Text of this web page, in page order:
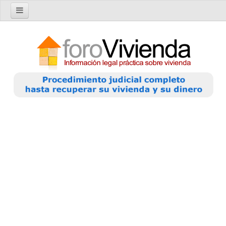
Nuevo tema
Buscar en el foro